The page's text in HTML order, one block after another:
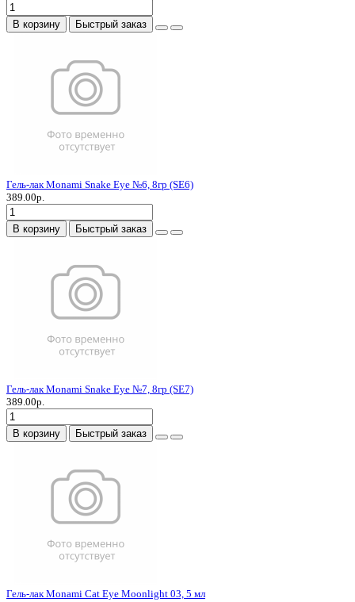
В корзину Быстрый заказ
Гель-лак Monami Snake Eye №6, 8гр (SE6)
389.00р.
В корзину Быстрый заказ
Гель-лак Monami Snake Eye №7, 8гр (SE7)
389.00р.
В корзину Быстрый заказ
Гель-лак Monami Cat Eye Moonlight 03, 5 мл